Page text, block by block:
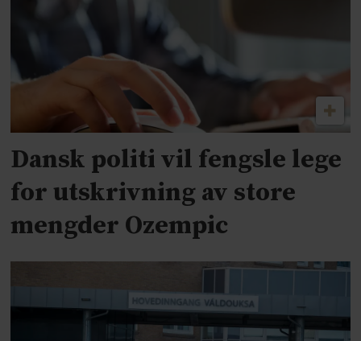
Dansk politi vil fengsle lege
for utskrivning av store
mengder Ozempic